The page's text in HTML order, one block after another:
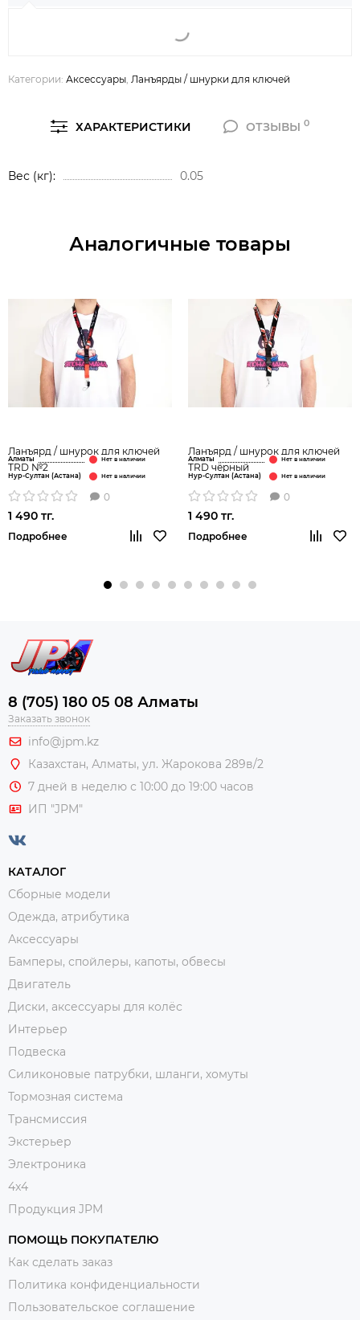
Категории: Аксессуары Ланъярды / шнурки для ключей
ХАРАКТЕРИСТИКИ ОТЗЫВЫ0
Вес (кг) 0.05
Аналогичные товары
Ланъярд / шнурок для ключей
TRD №2
Алматы
Нур-Султан (Астана)
0
1 490 тг.
Подробнее
Ланъярд / шнурок для ключей
TRD чёрный
Алматы
Нур-Султан (Астана)
0
1 490 тг.
Подробнее
8 (705) 180 05 08 Алматы
Заказать звонок
info@jpm.kz
Казахстан, Алматы, ул. Жарокова 289в/2
7 дней в неделю с 10:00 до 19:00 часов
ИП "JPM"
КАТАЛОГ
Сборные модели
Одежда, атрибутика
Аксессуары
Бамперы, спойлеры, капоты, обвесы
Двигатель
Диски, аксессуары для колёс
Интерьер
Подвеска
Силиконовые патрубки, шланги, хомуты
Тормозная система
Трансмиссия
Экстерьер
Электроника
4x4
Продукция JPM
ПОМОЩЬ ПОКУПАТЕЛЮ
Как сделать заказ
Политика конфиденциальности
Пользовательское соглашение